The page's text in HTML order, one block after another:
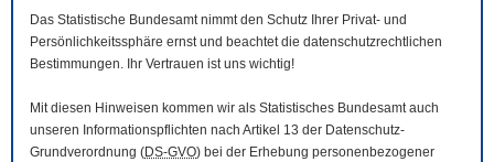
Das Statistische Bundesamt nimmt den Schutz Ihrer Privat- und
Persönlichkeitssphäre ernst und beachtet die datenschutzrechtlichen
Bestimmungen. Ihr Vertrauen ist uns wichtig!
Mit diesen Hinweisen kommen wir als Statistisches Bundesamt auch
unseren Informationspflichten nach Artikel 13 der Datenschutz-
Grundverordnung (DS-GVO) bei der Erhebung personenbezogener